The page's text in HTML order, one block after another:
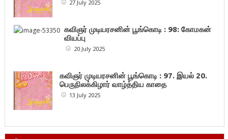
27 July 2025
கவிஞர் முடியரசனின் பூங்கொடி : 98: கோமகன்
வியப்பு
20 July 2025
கவிஞர் முடியரசனின் பூங்கொடி : 97. இயல் 20.
பெருநிலக்கிழார் வாழ்த்திய காதை
13 July 2025